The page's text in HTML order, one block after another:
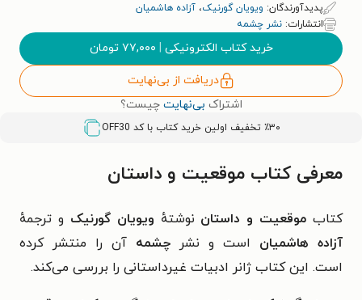
پدیدآورندگان: ویویان گورنیک، آزاده هاشمیان
انتشارات: نشر چشمه
خرید کتاب الکترونیکی | ۷۷,۰۰۰ تومان
دریافت از بی‌نهایت
اشتراک بی‌نهایت چیست؟
٪۳۰ تخفیف اولین خرید کتاب با کد OFF30
معرفی کتاب موقعیت و داستان
کتاب موقعیت و داستان نوشتهٔ ویویان گورنیک و ترجمهٔ
آزاده هاشمیان است و نشر چشمه آن را منتشر کرده
است. این کتاب ژانر ادبیات غیرداستانی را بررسی می‌کند.